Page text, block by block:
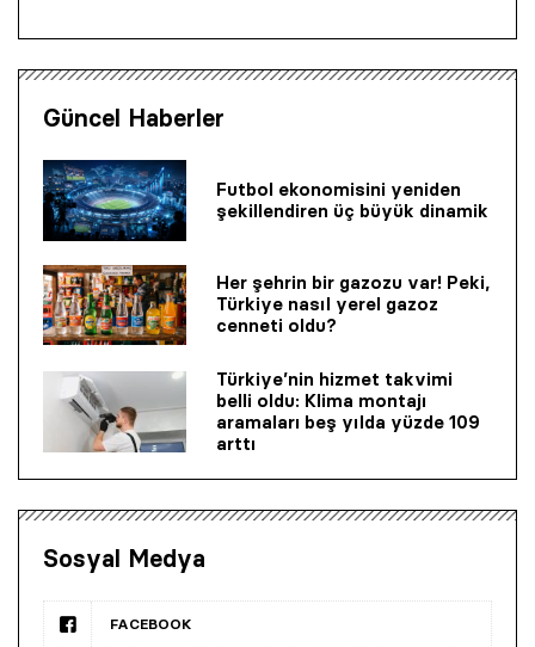
Güncel Haberler
Futbol ekonomisini yeniden
şekillendiren üç büyük dinamik
Her şehrin bir gazozu var! Peki,
Türkiye nasıl yerel gazoz
cenneti oldu?
Türkiye’nin hizmet takvimi
belli oldu: Klima montajı
aramaları beş yılda yüzde 109
arttı
Sosyal Medya
FACEBOOK